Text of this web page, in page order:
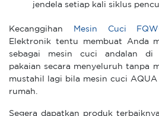
jendela setiap kali siklus
Kecanggihan Mesin Cuci FQW-
Elektronik tentu membuat Anda
sebagai mesin cuci andalan di
pakaian secara menyeluruh tanpa
mustahil lagi bila mesin cuci
rumah.
Segera dapatkan produk